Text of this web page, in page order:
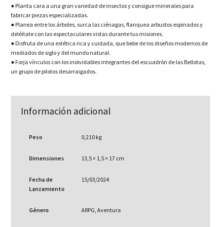
● Planta cara a una gran variedad de insectos y consigue minerales para
fabricar piezas especializadas.
● Planea entre los árboles, surca las ciénagas, flanquea arbustos espinados y
deléitate con las espectaculares vistas durante tus misiones.
● Disfruta de una estética rica y cuidada, que bebe de los diseños modernos de
mediados de siglo y del mundo natural.
● Forja vínculos con los inolvidables integrantes del escuadrón de las Bellotas,
un grupo de pilotos desarraigados.
Información adicional
Peso 0,210 kg
Dimensiones 13,5 × 1,5 × 17 cm
Fecha de
Lanzamiento
15/03/2024
Género ARPG, Aventura